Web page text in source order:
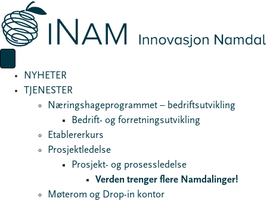
NYHETER
TJENESTER
Næringshageprogrammet – bedriftsutvikling
Bedrift- og forretningsutvikling
Etablererkurs
Prosjektledelse
Prosjekt- og prosessledelse
Verden trenger flere Namdalinger!
Møterom og Drop-in kontor